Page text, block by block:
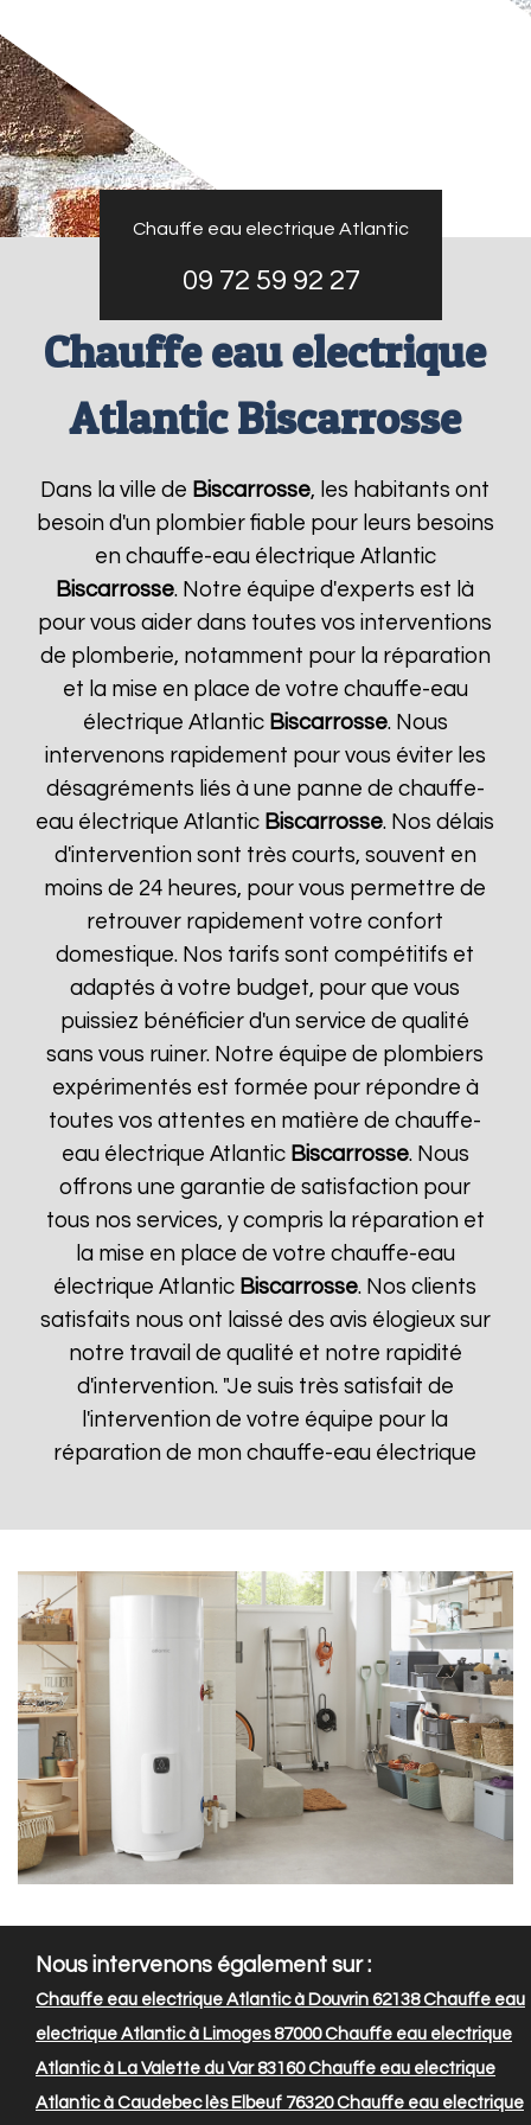
Chauffe eau electrique Atlantic
09 72 59 92 27
Chauffe eau electrique
Atlantic Biscarrosse
Dans la ville de Biscarrosse, les habitants ont
besoin d'un plombier fiable pour leurs besoins
en chauffe-eau électrique Atlantic
Biscarrosse. Notre équipe d'experts est là
pour vous aider dans toutes vos interventions
de plomberie, notamment pour la réparation
et la mise en place de votre chauffe-eau
électrique Atlantic Biscarrosse. Nous
intervenons rapidement pour vous éviter les
désagréments liés à une panne de chauffe-
eau électrique Atlantic Biscarrosse. Nos délais
d'intervention sont très courts, souvent en
moins de 24 heures, pour vous permettre de
retrouver rapidement votre confort
domestique. Nos tarifs sont compétitifs et
adaptés à votre budget, pour que vous
puissiez bénéficier d'un service de qualité
sans vous ruiner. Notre équipe de plombiers
expérimentés est formée pour répondre à
toutes vos attentes en matière de chauffe-
eau électrique Atlantic Biscarrosse. Nous
offrons une garantie de satisfaction pour
tous nos services, y compris la réparation et
la mise en place de votre chauffe-eau
électrique Atlantic Biscarrosse. Nos clients
satisfaits nous ont laissé des avis élogieux sur
notre travail de qualité et notre rapidité
d'intervention. "Je suis très satisfait de
l'intervention de votre équipe pour la
réparation de mon chauffe-eau électrique
Nous intervenons également sur :
Chauffe eau electrique Atlantic à Douvrin 62138Chauffe eau
electrique Atlantic à Limoges 87000Chauffe eau electrique
Atlantic à La Valette du Var 83160Chauffe eau electrique
Atlantic à Caudebec lès Elbeuf 76320Chauffe eau electrique